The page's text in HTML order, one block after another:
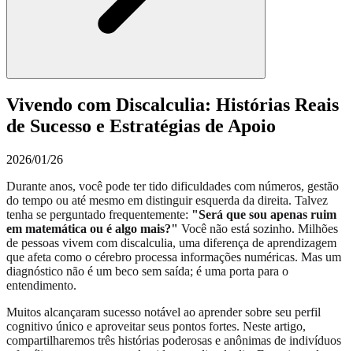
Vivendo com Discalculia: Histórias Reais
de Sucesso e Estratégias de Apoio
2026/01/26
Durante anos, você pode ter tido dificuldades com números, gestão
do tempo ou até mesmo em distinguir esquerda da direita. Talvez
tenha se perguntado frequentemente: "Será que sou apenas ruim
em matemática ou é algo mais?" Você não está sozinho. Milhões
de pessoas vivem com discalculia, uma diferença de aprendizagem
que afeta como o cérebro processa informações numéricas. Mas um
diagnóstico não é um beco sem saída; é uma porta para o
entendimento.
Muitos alcançaram sucesso notável ao aprender sobre seu perfil
cognitivo único e aproveitar seus pontos fortes. Neste artigo,
compartilharemos três histórias poderosas e anônimas de indivíduos